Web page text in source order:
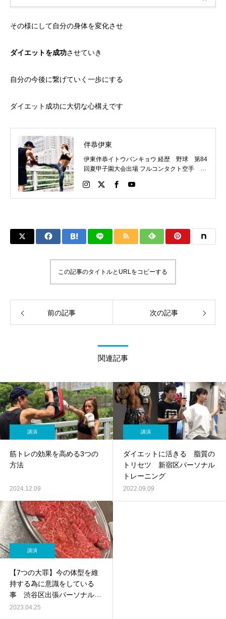
その様にして自分の身体を変化させ
ダイエットを成功させていき
自分の今後に繋げていく一歩にする
ダイエット成功に大切な心構えです
伴恭伊東
伊東伴恭イトウバンキョウ 経歴 野球 第84
回夏甲子園大会出場 フルコンタクト空手 日
パーライト級新人王 FOKウェルター級王者
WMCライト級日本王者 トレーニング依頼は
この記事のタイトルとURLをコピーする
前の記事 次の記事
関連記事
講演
筋トレの効果を高める3つの
方法
2024.12.09
講演
ダイエットに活きる 脂質の
トリセツ 新宿区パーソナル
トレーニング
2022.09.09
講演
【7つの大罪】今の体型を維
持する為に意識をしている
事 渋谷区出張パーソナルト
レーニング
2023.04.25